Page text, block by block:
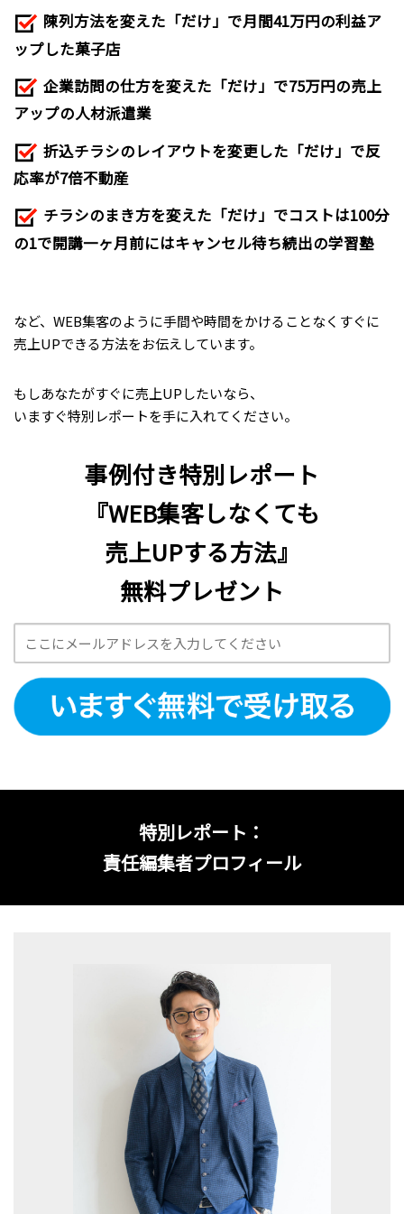
陳列方法を変えた「だけ」で月間41万円の利益ア
ップした菓子店
企業訪問の仕方を変えた「だけ」で75万円の売上
アップの人材派遣業
折込チラシのレイアウトを変更した「だけ」で反
応率が7倍不動産
チラシのまき方を変えた「だけ」でコストは100分
の1で開講一ヶ月前にはキャンセル待ち続出の学習塾
など、WEB集客のように手間や時間をかけることなくすぐに
売上UPできる方法をお伝えしています。
もしあなたがすぐに売上UPしたいなら、
いますぐ特別レポートを手に入れてください。
事例付き特別レポート
『WEB集客しなくても
売上UPする方法』
無料プレゼント
特別レポート：
責任編集者プロフィール